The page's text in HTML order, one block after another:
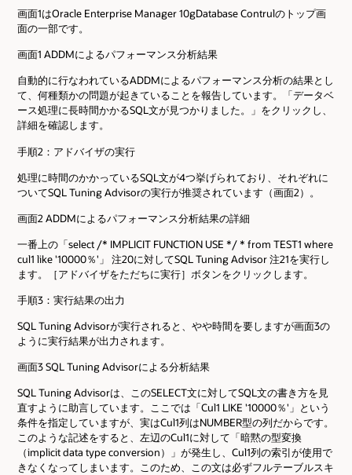
画面1はOracle Enterprise Manager 10gDatabase Contrulのトップ画
面の一部です。
画面1 ADDMによるパフォーマンス分析結果
自動的に行なわれているADDMによるパフォーマンス分析の結果とし
て、何種類かの問題が起きていることを報告しています。「データベ
ース処理に長時間かかるSQL文が見つかりました。」をクリックし、
詳細を確認します。
手順2：アドバイザの実行
処理に時間のかかっているSQL文が4つ挙げられており、それぞれに
ついてSQL Tuning Advisorの実行が推奨されています（画面2）。
画面2 ADDMによるパフォーマンス分析結果の詳細
一番上の「select /* IMPLICIT FUNCTION USE */ * from TEST1 where
cul1 like '10000％'」 注20に対してSQL Tuning Advisor 注21を実行し
ます。［アドバイザをただちに実行］ボタンをクリックします。
手順3：実行結果の出力
SQL Tuning Advisorが実行されると、やや時間を要しますが画面3の
ように実行結果が出力されます。
画面3 SQL Tuning Advisorによる分析結果
SQL Tuning Advisorは、このSELECT文に対してSQL文の書き方を見
直すように助言しています。ここでは「Cul1 LIKE '10000％'」という
条件を指定していますが、実はCul1列はNUMBER型の列だからです。
このような記述をすると、左辺のCul1に対して「暗黙の型変換
（implicit data type conversion）」が発生し、Cul1列の索引が使用で
きなくなってしまいます。このため、この文は必ずフルテーブルスキ